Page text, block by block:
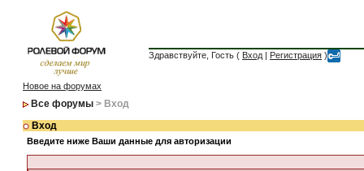
Здравствуйте, Гость ( Вход | Регистрация )
Новое на форумах
Все форумы > Вход
Вход
Введите ниже Ваши данные для авторизации